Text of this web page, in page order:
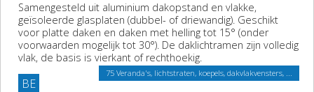
Samengesteld uit aluminium dakopstand en vlakke,
geïsoleerde glasplaten (dubbel- of driewandig). Geschikt
voor platte daken en daken met helling tot 15° (onder
voorwaarden mogelijk tot 30°). De daklichtramen zijn volledig
vlak, de basis is vierkant of rechthoekig.
BE
75 Veranda's, lichtstraten, koepels, dakvlakvensters, ...